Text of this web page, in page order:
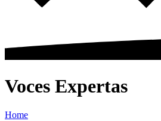
Voces Expertas
Home